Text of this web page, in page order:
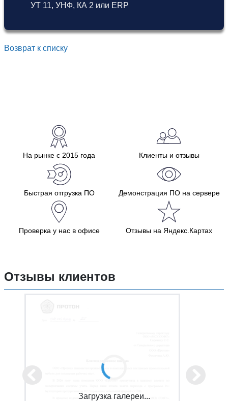
УТ 11, УНФ, КА 2 или ERP
Возврат к списку
На рынке с 2015 года Клиенты и отзывы
Быстрая отгрузка ПО Демонстрация ПО на сервере
Проверка у нас в офисе Отзывы на Яндекс.Картах
Отзывы клиентов
Загрузка галереи...